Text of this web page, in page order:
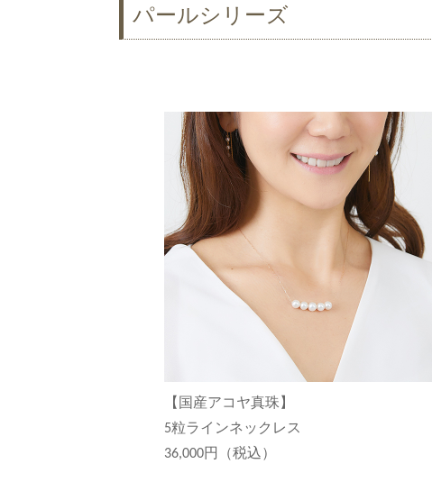
パールシリーズ
【国産アコヤ真珠】
5粒ラインネックレス
36,000円（税込）